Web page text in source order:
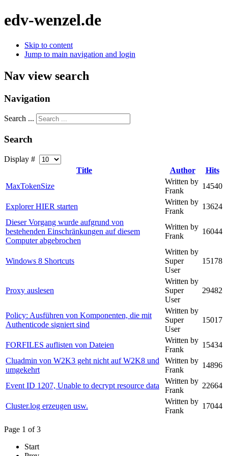
edv-wenzel.de
Skip to content
Jump to main navigation and login
Nav view search
Navigation
Search ...
Search
Display #
Title
Author
Hits
MaxTokenSize
Written by
Frank
14540
Explorer HIER starten
Written by
Frank
13624
Dieser Vorgang wurde aufgrund von
bestehenden Einschränkungen auf diesem
Computer abgebrochen
Written by
Frank
16044
Windows 8 Shortcuts
Written by
Super
User
15178
Proxy auslesen
Written by
Super
User
29482
Policy: Ausführen von Komponenten, die mit
Authenticode signiert sind
Written by
Super
User
15017
FORFILES auflisten von Dateien
Written by
Frank
15434
Cluadmin von W2K3 geht nicht auf W2K8 und
umgekehrt
Written by
Frank
14896
Event ID 1207, Unable to decrypt resource data
Written by
Frank
22664
Cluster.log erzeugen usw.
Written by
Frank
17044
Page 1 of 3
Start